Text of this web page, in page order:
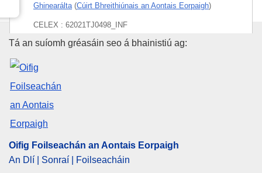
Ghinearálta (Cúirt Bhreithiúnais an Aontais Eorpaigh)
CELEX : 62021TJ0498_INF
ECLI : ECLI:EU:T:2022:543
Oifig Foilseachán an Aontais
Tá an suíomh gréasáin seo á bhainistiú ag:
Oifig Foilseachán an Aontais Eorpaigh
An Dlí | Sonraí | Foilseacháin